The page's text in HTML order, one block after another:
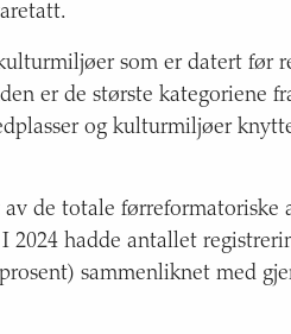
som er datert før
er de største kategoriene
og kulturmiljøer
de totale førreformatoriske
hadde antallet
sammenliknet med